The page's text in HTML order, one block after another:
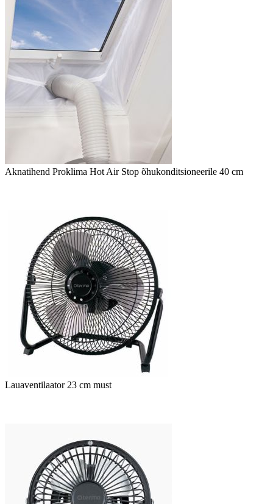
Aknatihend Proklima Hot Air Stop õhukonditsioneerile 40 cm
Lauaventilaator 23 cm must